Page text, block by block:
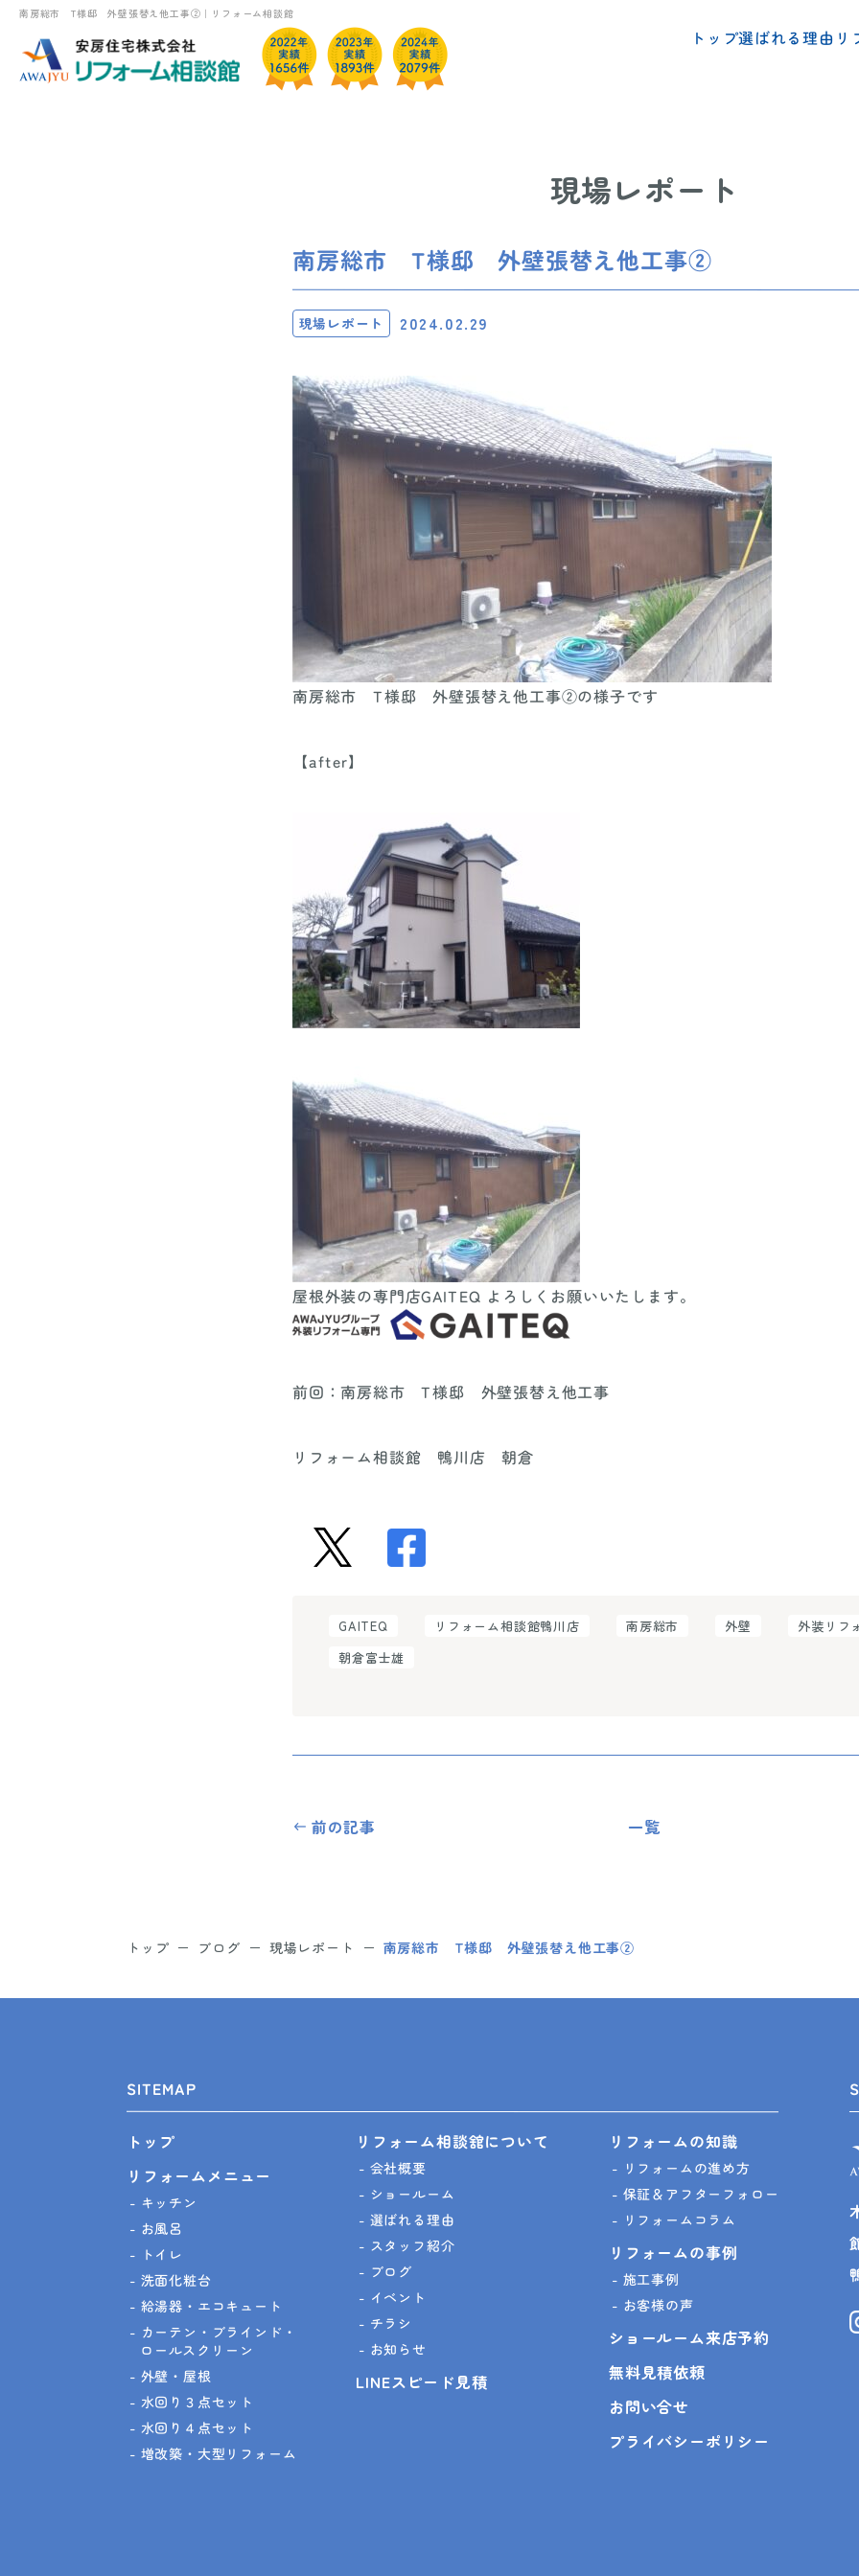
南房総市 T様邸 外壁張替え他工事②｜リフォーム相談館
トップ選ばれる理由 リ
現場レポート
南房総市 T様邸 外壁張替え他工事②
現場レポート 2024.02.29
南房総市 T様邸 外壁張替え他工事②の様子です
【after】
屋根外装の専門店GAITEQ よろしくお願いいたします。
前回：南房総市 T様邸 外壁張替え他工事
リフォーム相談館 鴨川店 朝倉
GAITEQ リフォーム相談館鴨川店 南房総市 外壁
外装リフ
朝倉富士雄
前の記事 一覧
トップ ブログ 現場レポート 南房総市 T様邸 外壁張替え他工事②
SITEMAP
トップ
リフォームメニュー
キッチン
お風呂
トイレ
洗面化粧台
給湯器・エコキュート
カーテン・ブラインド・
ロールスクリーン
外壁・屋根
水回り３点セット
水回り４点セット
増改築・大型リフォーム
リフォーム相談舘について
会社概要
ショールーム
選ばれる理由
スタッフ紹介
ブログ
イベント
チラシ
お知らせ
LINEスピード見積
リフォームの知識
リフォームの進め方
保証＆アフターフォロー
リフォームコラム
リフォームの事例
施工事例
お客様の声
ショールーム来店予約
無料見積依頼
お問い合せ
プライバシーポリシー